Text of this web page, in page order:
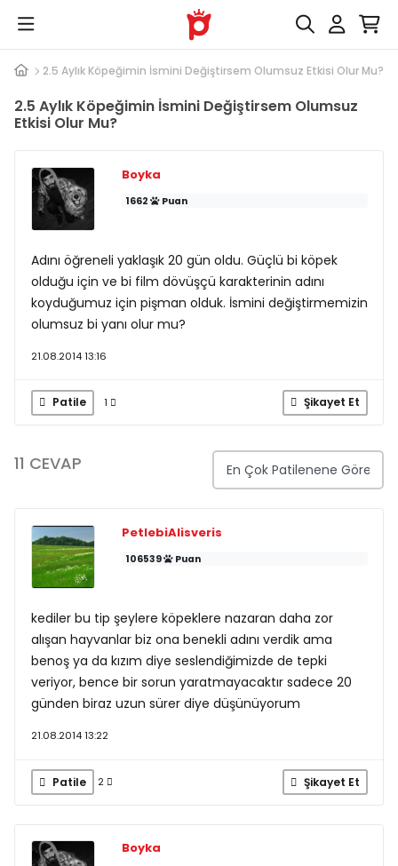
2.5 Aylık Köpeğimin İsmini Değiştirsem Olumsuz Etkisi Olur Mu?
2.5 Aylık Köpeğimin İsmini Değiştirsem Olumsuz
Etkisi Olur Mu?
Boyka
1662 Puan
Adını öğreneli yaklaşık 20 gün oldu. Güçlü bi köpek
olduğu için ve bi film dövüşçü karakterinin adını
koyduğumuz için pişman olduk. İsmini değiştirmemizin
olumsuz bi yanı olur mu?
21.08.2014 13:16
Patile 1 Şikayet Et
11 CEVAP
PetlebiAlisveris
106539 Puan
kediler bu tip şeylere köpeklere nazaran daha zor
alışan hayvanlar biz ona benekli adını verdik ama
benoş ya da kızım diye seslendiğimizde de tepki
veriyor, bence bir sorun yaratmayacaktır sadece 20
günden biraz uzun sürer diye düşünüyorum
21.08.2014 13:22
Patile 2 Şikayet Et
Boyka